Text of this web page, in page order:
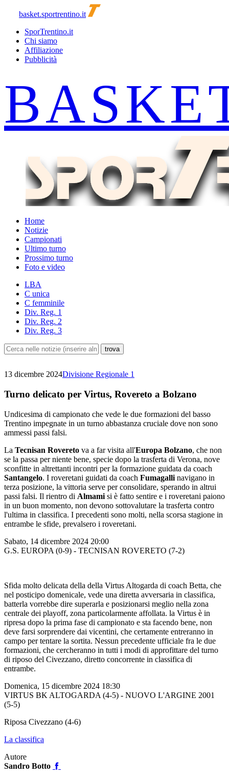
basket.sportrentino.it
SporTrentino.it
Chi siamo
Affiliazione
Pubblicità
Home
Notizie
Campionati
Ultimo turno
Prossimo turno
Foto e video
LBA
C unica
C femminile
Div. Reg. 1
Div. Reg. 2
Div. Reg. 3
13 dicembre 2024Divisione Regionale 1
Turno delicato per Virtus, Rovereto a Bolzano
Undicesima di campionato che vede le due formazioni del basso
Trentino impegnate in un turno abbastanza cruciale dove non sono
ammessi passi falsi.
La Tecnisan Rovereto va a far visita all'Europa Bolzano, che non
se la passa per niente bene, specie dopo la trasferta di Verona, nove
sconfitte in altrettanti incontri per la formazione guidata da coach
Santangelo. I roveretani guidati da coach Fumagalli navigano in
terza posizione, la vittoria serve per consolidare, sperando in altrui
passi falsi. Il rientro di Almami si è fatto sentire e i roveretani paiono
in un buon momento, non devono sottovalutare la trasferta contro
l'ultima in classifica. I precedenti sono molti, nella scorsa stagione in
entrambe le sfide, prevalsero i roveretani.
Sabato, 14 dicembre 2024 20:00
G.S. EUROPA (0-9) - TECNISAN ROVERETO (7-2)
Sfida molto delicata della della Virtus Altogarda di coach Betta, che
nel posticipo domenicale, vede una diretta avversaria in classifica,
batterla vorrebbe dire superarla e posizionarsi meglio nella zona
centrale dei playoff, zona particolarmente affollata. la Virtus è in
ripresa dopo la prima fase di campionato e sta facendo bene, non
deve farsi sorprendere dai vicentini, che certamente entreranno in
campo per tentare la sortita. Nessun precedente ufficiale fra le due
formazioni, che cercheranno in tutti i modi di approfittare del turno
di riposo del Civezzano, diretto concorrente in classifica di
entrambe.
Domenica, 15 dicembre 2024 18:30
VIRTUS BK ALTOGARDA (4-5) - NUOVO L'ARGINE 2001
(5-5)
Riposa Civezzano (4-6)
La classifica
Autore
Sandro Botto